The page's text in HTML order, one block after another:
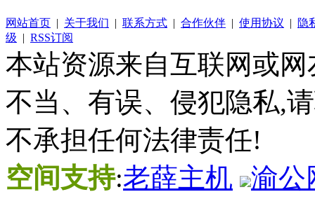
网站首页 | 关于我们 | 联系方式 | 合作伙伴 | 使用协议 |
隐
级 | RSS订阅
本站资源来自互联网或
不当、有误、侵犯隐私,
不承担任何法律责任!
空间支持:老薛主机
渝公